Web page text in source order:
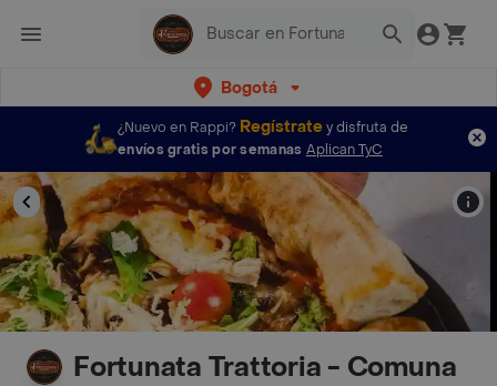
Bogotá
¿Nuevo en Rappi? Regístratey disfruta de
envíos gratis por semanas Aplican TyC
Fortunata Trattoria - Comuna